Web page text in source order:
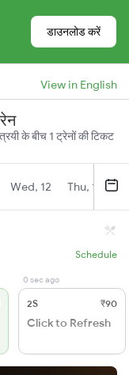
डाउनलोड करें
View in English
के बीच 1 ट्रेनों की टिकट
Wed, 12 Thu, 13
Schedule
0 sec ago
2S ₹90
Click to Refresh